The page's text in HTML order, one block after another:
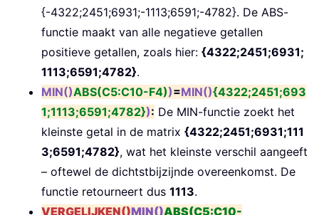
{-4322;2451;6931;-1113;6591;-4782}. De ABS-
functie maakt van alle negatieve getallen
positieve getallen, zoals hier: {4322;2451;6931;
1113;6591;4782}.
MIN()ABS(C5:C10-F4))=MIN(){4322;2451;693
1;1113;6591;4782}): De MIN-functie zoekt het
kleinste getal in de matrix {4322;2451;6931;111
3;6591;4782}, wat het kleinste verschil aangeeft
– oftewel de dichtstbijzijnde overeenkomst. De
functie retourneert dus 1113.
VERGELIJKEN()MIN()ABS(C5:C10-